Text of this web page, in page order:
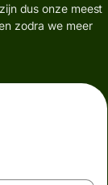
dus onze meest
zodra we meer